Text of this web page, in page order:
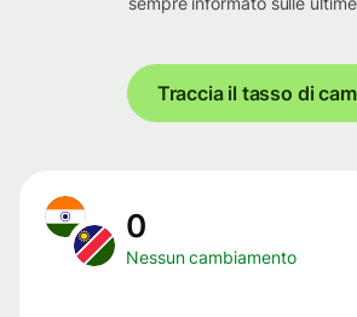
Traccia il tasso di
0
Nessun cambiamento